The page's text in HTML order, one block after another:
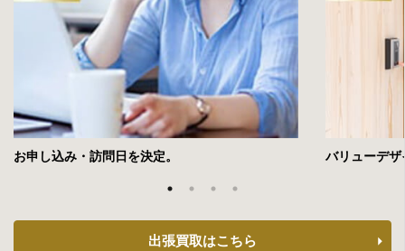
お申し込み・訪問日を決定。 バリューデ
出張買取はこちら